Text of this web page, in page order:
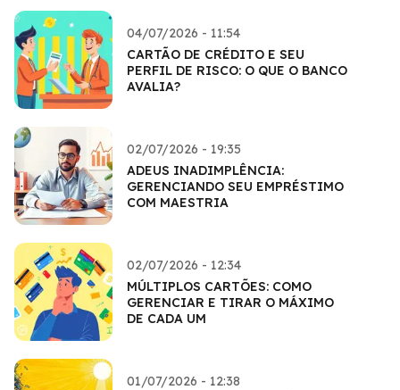
04/07/2026 - 11:54
CARTÃO DE CRÉDITO E SEU
PERFIL DE RISCO: O QUE O BANCO
AVALIA?
02/07/2026 - 19:35
ADEUS INADIMPLÊNCIA:
GERENCIANDO SEU EMPRÉSTIMO
COM MAESTRIA
02/07/2026 - 12:34
MÚLTIPLOS CARTÕES: COMO
GERENCIAR E TIRAR O MÁXIMO
DE CADA UM
01/07/2026 - 12:38